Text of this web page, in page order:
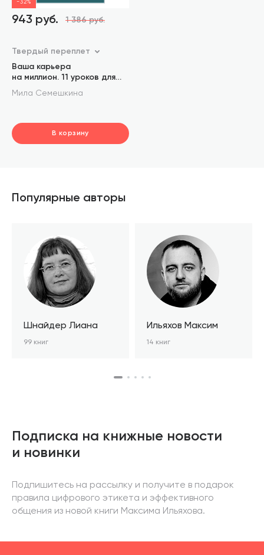
-32%
943 руб. 1 386 руб.
Твердый переплет
Ваша карьера
на миллион. 11 уроков для
прорывной карьеры
Мила Семешкина
В корзину
Популярные авторы
Шнайдер Лиана
99 книг
Ильяхов Максим
14 книг
Подписка на книжные новости
и новинки
Подпишитесь на рассылку и получите в подарок
правила цифрового этикета и эффективного
общения из новой книги Максима Ильяхова.